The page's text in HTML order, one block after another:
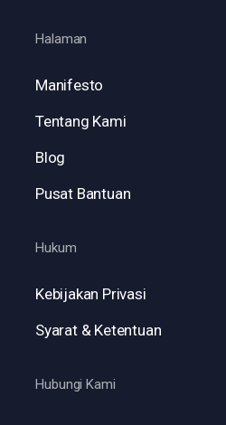
Halaman
Manifesto
Tentang Kami
Blog
Pusat Bantuan
Hukum
Kebijakan Privasi
Syarat & Ketentuan
Hubungi Kami